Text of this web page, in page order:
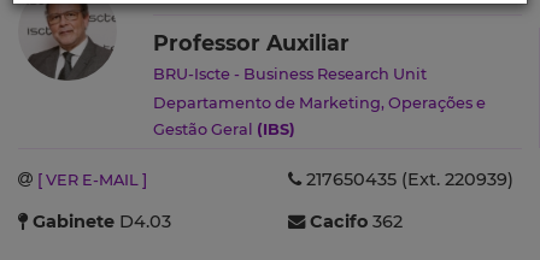
Professor Auxiliar
BRU-Iscte - Business Research Unit
Departamento de Marketing, Operações e
Gestão Geral (IBS)
[ VER E-MAIL ]
217650435 (Ext. 220939)
Gabinete D4.03 Cacifo 362